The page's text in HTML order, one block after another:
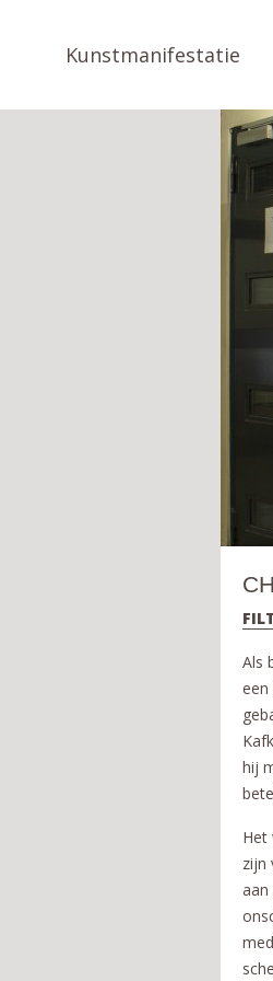
Als
een
hij
Het
zijn
aan
Kunstmanifestatie